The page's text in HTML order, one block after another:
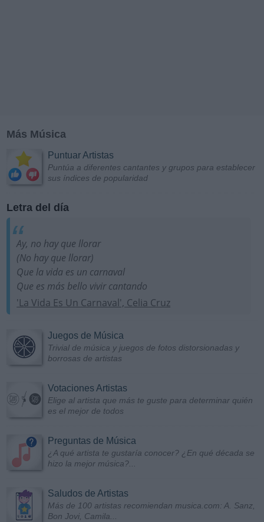
Más Música
Puntuar Artistas
Puntúa a diferentes cantantes y grupos para establecer
sus índices de popularidad
Letra del día
Ay, no hay que llorar
(No hay que llorar)
Que la vida es un carnaval
Que es más bello vivir cantando
'La Vida Es Un Carnaval', Celia Cruz
Juegos de Música
Trivial de música y juegos de fotos distorsionadas y
borrosas de artistas
Votaciones Artistas
Elige al artista que más te guste para determinar quién
es el mejor de todos
Preguntas de Música
¿A qué artista te gustaría conocer? ¿En qué década se
hizo la mejor música?...
Saludos de Artistas
Más de 100 artistas recomiendan musica.com: A. Sanz,
Bon Jovi, Camila...